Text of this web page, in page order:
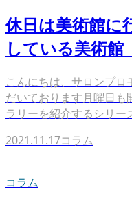
休日は美術館に
している美術
こんにちは、サロンプ
だいております月曜日も
ラリーを紹介するシリー
2021.11.17コラム
コラム